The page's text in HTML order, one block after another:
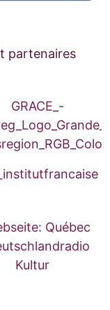
partenaires